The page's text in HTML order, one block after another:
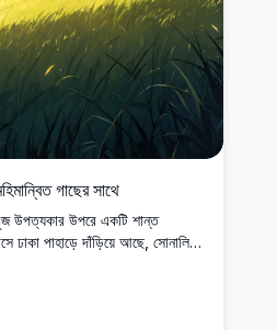
গাছের সাথে
উপত্যকার উপরে একটি শান্ত
ঢাকা পাহাড়ে দাঁড়িয়ে আছে, সোনালি